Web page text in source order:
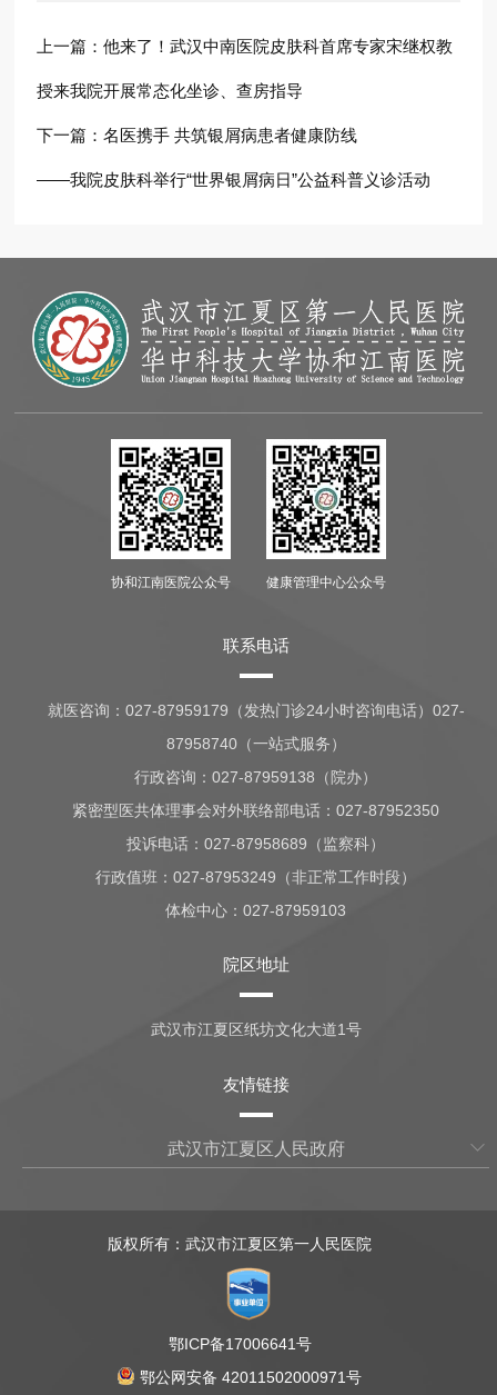
上一篇：他来了！武汉中南医院皮肤科首席专家宋继权教
授来我院开展常态化坐诊、查房指导
下一篇：名医携手 共筑银屑病患者健康防线
——我院皮肤科举行“世界银屑病日”公益科普义诊活动
协和江南医院公众号 健康管理中心公众号
联系电话
就医咨询： 027-87959179（发热门诊24小时咨询电话）027-
87958740（一站式服务）
行政咨询：027-87959138（院办）
紧密型医共体理事会对外联络部电话：027-87952350
投诉电话：027-87958689（监察科）
行政值班：027-87953249（非正常工作时段）
体检中心：027-87959103
院区地址
武汉市江夏区纸坊文化大道1号
友情链接
武汉市江夏区人民政府
版权所有：武汉市江夏区第一人民医院
鄂ICP备17006641号
鄂公网安备 42011502000971号